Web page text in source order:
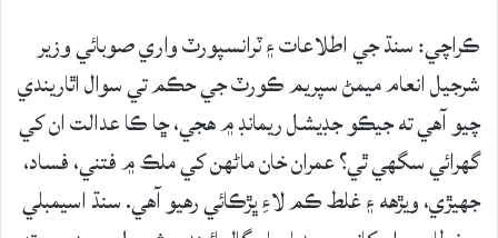
ڪراچي: سنڌ جي اطلاعات ۽ ٽرانسپورٽ واري صوبائي وزير
شرجيل انعام ميمڻ سپريم ڪورٽ جي حڪم تي سوال اٿاريندي
چيو آهي ته جيڪو جڊيشل ريمانڊ ۾ هجي، ڇا ڪا عدالت ان کي
گهرائي سگهي ٿي؟ عمران خان ماڻهن کي ملڪ ۾ فتني، فساد،
جهيڙي، ويڙهه ۽ غلط ڪم لاءِ ڀڙڪائي رهيو آهي. سنڌ اسيمبلي